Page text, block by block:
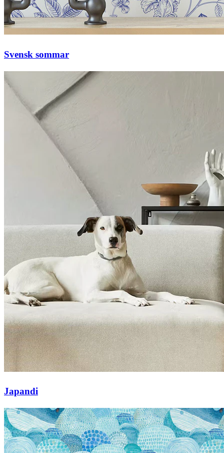
Svensk sommar
Japandi